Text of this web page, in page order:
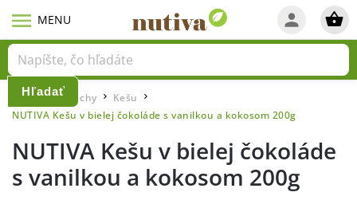
Hľadať
Domov / Orechy Kešu
NUTIVA Kešu v bielej čokoláde s vanilkou a kokosom 200g
NUTIVA Kešu v bielej čokoláde
s vanilkou a kokosom 200g